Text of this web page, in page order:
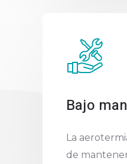
Bajo
La
de